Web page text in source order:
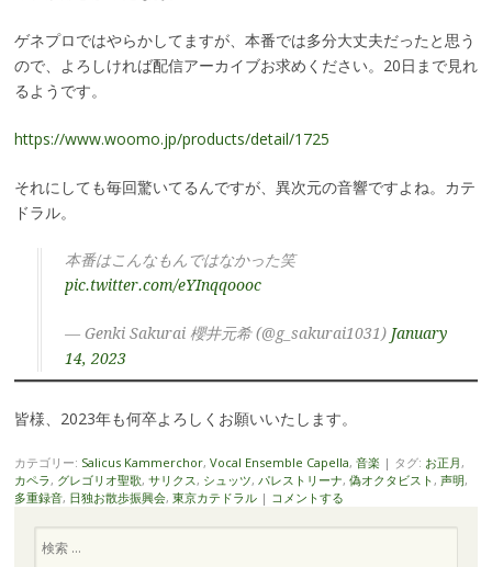
ゲネプロではやらかしてますが、本番では多分大丈夫だったと思う
ので、よろしければ配信アーカイブお求めください。20日まで見れ
るようです。
https://www.woomo.jp/products/detail/1725
それにしても毎回驚いてるんですが、異次元の音響ですよね。カテ
ドラル。
本番はこんなもんではなかった笑
pic.twitter.com/eYInqqoooc
— Genki Sakurai 櫻井元希 (@g_sakurai1031) January
14, 2023
皆様、2023年も何卒よろしくお願いいたします。
カテゴリー: Salicus Kammerchor, Vocal Ensemble Capella, 音楽 | タグ: お正月,
カペラ, グレゴリオ聖歌, サリクス, シュッツ, パレストリーナ, 偽オクタビスト, 声明,
多重録音, 日独お散歩振興会, 東京カテドラル | コメントする
索